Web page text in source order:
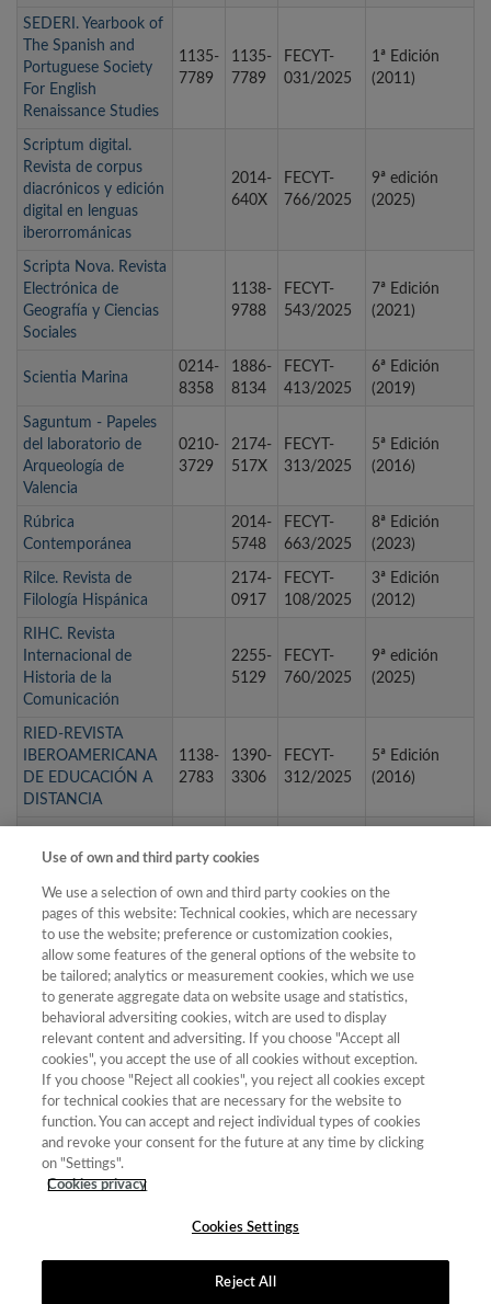
SEDERI. Yearbook of
The Spanish and
Portuguese Society
For English
Renaissance Studies
1135-
7789
1135-
7789
FECYT-
031/2025
1ª Edición
(2011)
Scriptum digital.
Revista de corpus
diacrónicos y edición
digital en lenguas
iberorrománicas
2014-
640X
FECYT-
766/2025
9ª edición
(2025)
Scripta Nova. Revista
Electrónica de
Geografía y Ciencias
Sociales
1138-
9788
FECYT-
543/2025
7ª Edición
(2021)
Scientia Marina
0214-
8358
1886-
8134
FECYT-
413/2025
6ª Edición
(2019)
Saguntum - Papeles
del laboratorio de
Arqueología de
Valencia
0210-
3729
2174-
517X
FECYT-
313/2025
5ª Edición
(2016)
Rúbrica
Contemporánea
2014-
5748
FECYT-
663/2025
8ª Edición
(2023)
Rilce. Revista de
Filología Hispánica
2174-
0917
FECYT-
108/2025
3ª Edición
(2012)
RIHC. Revista
Internacional de
Historia de la
Comunicación
2255-
5129
FECYT-
760/2025
9ª edición
(2025)
RIED-REVISTA
IBEROAMERICANA
DE EDUCACIÓN A
DISTANCIA
1138-
2783
1390-
3306
FECYT-
312/2025
5ª Edición
(2016)
Internacional de
1970
Revista Vasca de
Administración
Pública
2695-
FECYT-
7ª Edición
(2021)
Revista Tradumàtica:
Tecnologies de la
Traducció
1578-
7559
FECYT-
662/2025
8ª Edición
(2023)
« primera 1 2 3 4 6
9 … siguiente › última »
Use of own and third party cookies
We use a selection of own and third party cookies on the
pages of this website: Technical cookies, which are necessary
to use the website; preference or customization cookies,
allow some features of the general options of the website to
be tailored; analytics or measurement cookies, which we use
to generate aggregate data on website usage and statistics,
behavioral adversiting cookies, witch are used to display
relevant content and adversiting. If you choose "Accept all
cookies", you accept the use of all cookies without exception.
If you choose "Reject all cookies", you reject all cookies except
for technical cookies that are necessary for the website to
function. You can accept and reject individual types of cookies
and revoke your consent for the future at any time by clicking
on "Settings".
Cookies privacy
Cookies Settings
Reject All